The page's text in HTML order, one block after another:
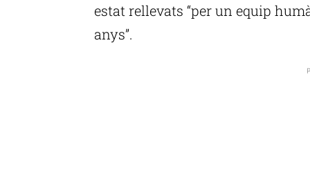
estat rellevats “per un equip
anys”.